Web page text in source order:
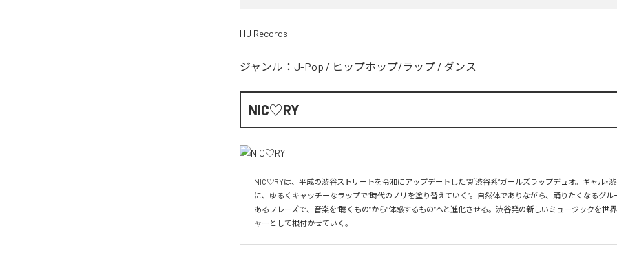
HJ Records
ジャンル： J-Pop / ヒップホップ/ラップ / ダンス
NIC♡RY
NIC♡RYは、平成の渋谷ストリートを令和にアップデートした“新渋谷系”ガールズラップデュオ。ギャル×
に、ゆるくキャッチーなラップで“時代のノリを塗り替えていく”。自然体でありながら、踊りたくなるグル
あるフレーズで、音楽を“聴くもの”から“体感するもの”へと進化させる。渋谷発の新しいミュージックを世
ャーとして根付かせていく。